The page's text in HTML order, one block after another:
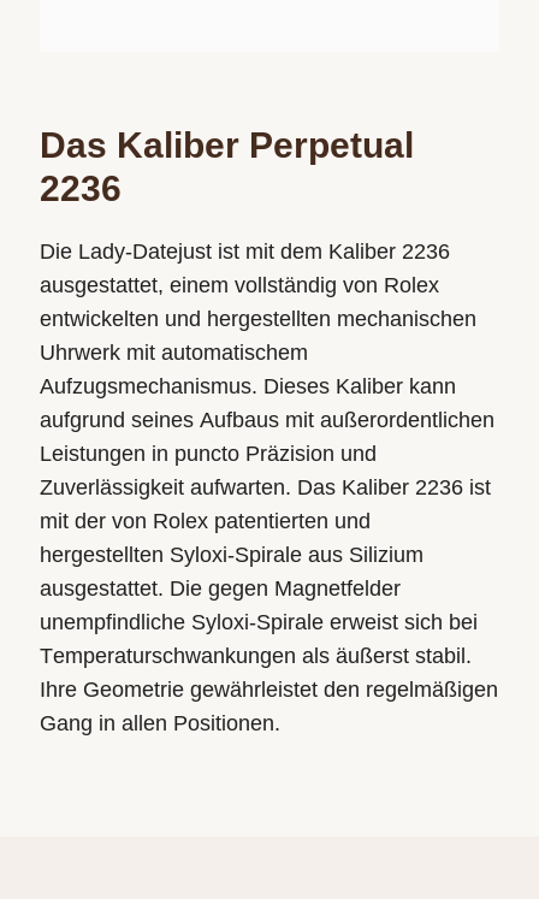
Das Kaliber Perpetual
2236
Die Lady‑Datejust ist mit dem Kaliber 2236
ausgestattet, einem vollständig von Rolex
entwickelten und hergestellten mechanischen
Uhrwerk mit automatischem
Aufzugsmechanismus. Dieses Kaliber kann
aufgrund seines Aufbaus mit außerordentlichen
Leistungen in puncto Präzision und
Zuverlässigkeit aufwarten. Das Kaliber 2236 ist
mit der von Rolex patentierten und
hergestellten Syloxi-Spirale aus Silizium
ausgestattet. Die gegen Magnetfelder
unempfindliche Syloxi-Spirale erweist sich bei
Temperaturschwankungen als äußerst stabil.
Ihre Geometrie gewährleistet den regelmäßigen
Gang in allen Positionen.